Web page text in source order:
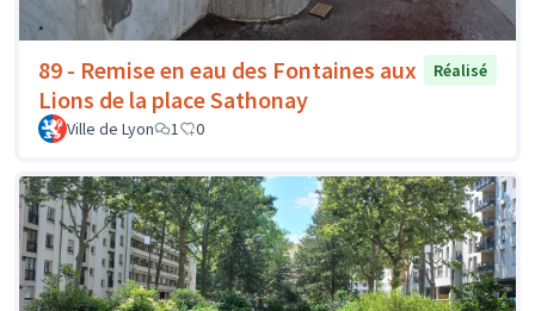
89 - Remise en eau des Fontaines aux
Lions de la place Sathonay
Réalisé
Ville de Lyon 1 0